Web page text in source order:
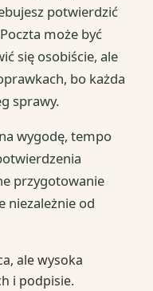
potwierdzić
może być
się osobiście, ale
bo każda
sprawy.
wygodę, tempo
przygotowanie
niezależnie od
ale wysoka
i podpisie.